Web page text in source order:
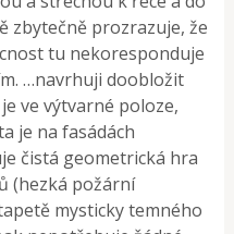
zbytečně prozrazuje, že
tu nekoresponduje
…navrhuji doobložit
ve výtvarné poloze,
je na fasádách
čistá geometrická hra
(hezká požární
mysticky temného